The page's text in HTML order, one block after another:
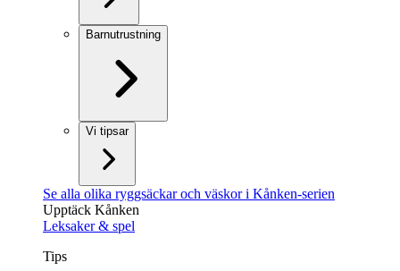
Barnutrustning
Vi tipsar
Se alla olika ryggsäckar och väskor i Kånken-serien
Upptäck Kånken
Leksaker & spel
Tips